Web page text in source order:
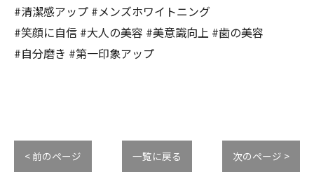
#清潔感アップ #メンズホワイトニング
#笑顔に自信 #大人の美容 #美意識向上 #歯の美容
#自分磨き #第一印象アップ
< 前のページ 一覧に戻る 次のページ >